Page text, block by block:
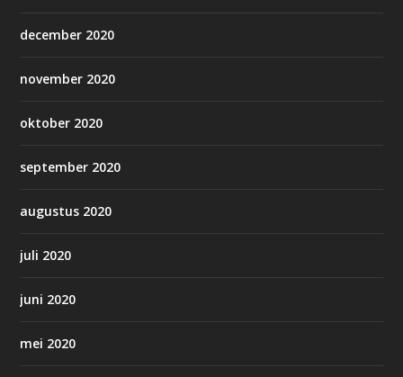
december 2020
november 2020
oktober 2020
september 2020
augustus 2020
juli 2020
juni 2020
mei 2020